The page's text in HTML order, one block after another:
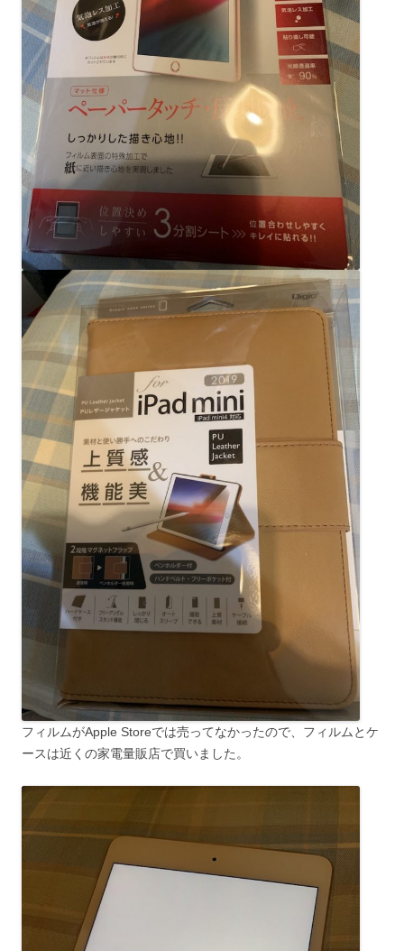
フィルムがApple Storeでは売ってなかったので、フィルムとケ
ースは近くの家電量販店で買いました。